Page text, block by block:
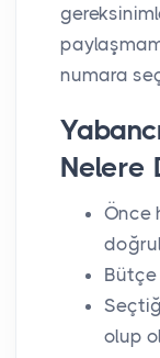
numara
Nelere
Önce
Bütçe
olup